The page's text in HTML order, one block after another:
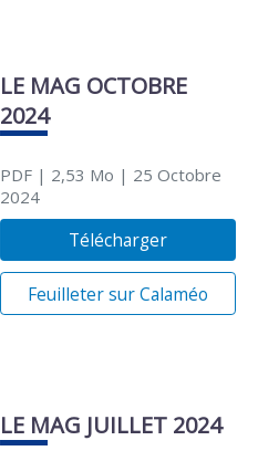
LE MAG OCTOBRE
2024
PDF| 2,53 Mo | 25 Octobre
2024
Télécharger
Feuilleter sur Calaméo
LE MAG JUILLET 2024